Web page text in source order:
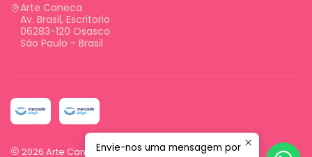
Arte Caneca
Av. Brasil, Escritorio
06283-120 Osasco
São Paulo - Brasil
2026 Arte Caneca.Envie-nos uma mensagem por